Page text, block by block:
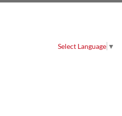
Select Language ▼